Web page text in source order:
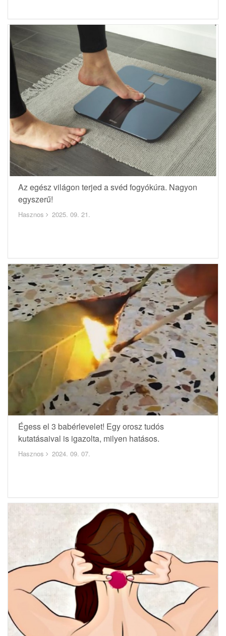
Az egész világon terjed a svéd fogyókúra. Nagyon
egyszerű!
Hasznos 2025. 09. 21.
Égess el 3 babérlevelet! Egy orosz tudós
kutatásaival is igazolta, milyen hatásos.
Hasznos 2024. 09. 07.